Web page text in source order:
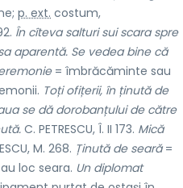
p. ext. costum,
În cîteva salturi sui scara spre
aparentă. Se vedea bine că
= îmbrăcăminte sau
Toți ofițerii, în ținută de
se dă dorobanțului de către
C. PETRESCU, Î. II 173. Mică
M. 268. Ținută de seară=
loc seara. Un diplomat